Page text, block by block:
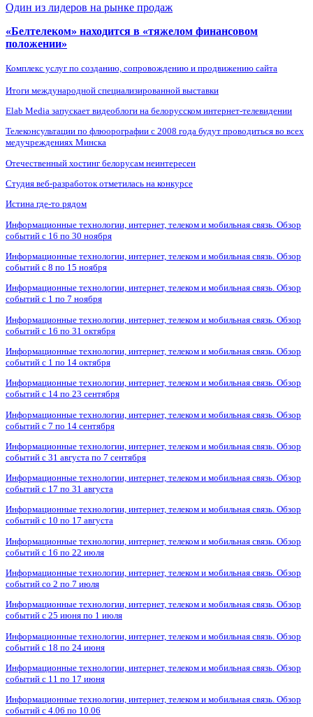
Один из лидеров на рынке продаж
«Белтелеком» находится в «тяжелом финансовом
положении»
Комплекс услуг по созданию, сопровождению и продвижению сайта
Итоги международной специализированной выставки
Elab Media запускает видеоблоги на белорусском интернет-телевидении
Телеконсультации по флюорографии с 2008 года будут проводиться во всех
медучреждениях Минска
Отечественный хостинг белорусам неинтересен
Студия веб-разработок отметилась на конкурсе
Истина где-то рядом
Информационные технологии, интернет, телеком и мобильная связь. Обзор
событий с 16 по 30 ноября
Информационные технологии, интернет, телеком и мобильная связь. Обзор
событий с 8 по 15 ноября
Информационные технологии, интернет, телеком и мобильная связь. Обзор
событий с 1 по 7 ноября
Информационные технологии, интернет, телеком и мобильная связь. Обзор
событий с 16 по 31 октября
Информационные технологии, интернет, телеком и мобильная связь. Обзор
событий с 1 по 14 октября
Информационные технологии, интернет, телеком и мобильная связь. Обзор
событий с 14 по 23 сентября
Информационные технологии, интернет, телеком и мобильная связь. Обзор
событий с 7 по 14 сентября
Информационные технологии, интернет, телеком и мобильная связь. Обзор
событий с 31 августа по 7 сентября
Информационные технологии, интернет, телеком и мобильная связь. Обзор
событий с 17 по 31 августа
Информационные технологии, интернет, телеком и мобильная связь. Обзор
событий с 10 по 17 августа
Информационные технологии, интернет, телеком и мобильная связь. Обзор
событий с 16 по 22 июля
Информационные технологии, интернет, телеком и мобильная связь. Обзор
событий со 2 по 7 июля
Информационные технологии, интернет, телеком и мобильная связь. Обзор
событий с 25 июня по 1 июля
Информационные технологии, интернет, телеком и мобильная связь. Обзор
событий с 18 по 24 июня
Информационные технологии, интернет, телеком и мобильная связь. Обзор
событий с 11 по 17 июня
Информационные технологии, интернет, телеком и мобильная связь. Обзор
событий с 4.06 по 10.06